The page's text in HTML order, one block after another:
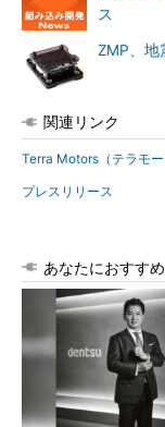
ス
ZMP、地
関連リンク
Terra Motors（テラモー
プレスリリース
あなたにおすすめ